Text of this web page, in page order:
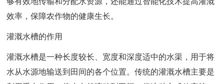
效率，保障农作物的健康生长。
灌溉水槽的作用
灌溉水槽是一种长度较长、宽度和深度适中的水渠，用于将
水从水源地输送到田间的各个位置。传统的灌溉水槽主要是